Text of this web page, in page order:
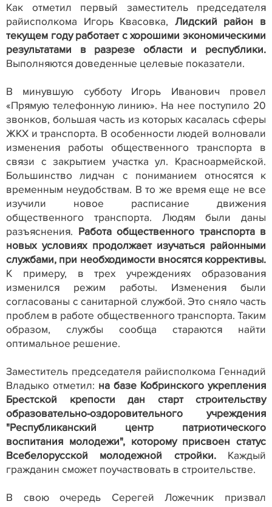
Как отметил первый заместитель председателя
райисполкома Игорь Квасовка, Лидский район в
текущем году работает с хорошими экономическими
результатами в разрезе области и республики.
Выполняются доведенные целевые показатели.
В минувшую субботу Игорь Иванович провел
«Прямую телефонную линию». На нее поступило 20
звонков, большая часть из которых касалась сферы
ЖКХ и транспорта. В особенности людей волновали
изменения работы общественного транспорта в
связи с закрытием участка ул. Красноармейской.
Большинство лидчан с пониманием относятся к
временным неудобствам. В то же время еще не все
изучили новое расписание движения
общественного транспорта. Людям были даны
разъяснения. Работа общественного транспорта в
новых условиях продолжает изучаться районными
службами, при необходимости вносятся коррективы.
К примеру, в трех учреждениях образования
изменился режим работы. Изменения были
согласованы с санитарной службой. Это сняло часть
проблем в работе общественного транспорта. Таким
образом, службы сообща стараются найти
оптимальное решение.
Заместитель председателя райисполкома Геннадий
Владыко отметил: на базе Кобринского укрепления
Брестской крепости дан старт строительству
образовательно-оздоровительного учреждения
"Республиканский центр патриотического
воспитания молодежи", которому присвоен статус
Всебелорусской молодежной стройки.Каждый
гражданин сможет поучаствовать в строительстве.
В свою очередь Серегей Ложечник призвал